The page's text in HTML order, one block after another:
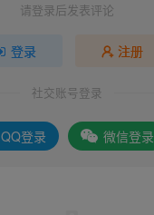
请登录后发表评论
登录 注册
社交账号登录
QQ登录 微信登录